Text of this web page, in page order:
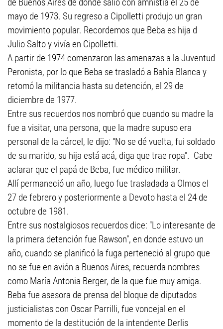
mayo de 1973. Su regreso a Cipolletti produjo un gran
movimiento popular. Recordemos que Beba es hija d
Julio Salto y vivía en Cipolletti.
A partir de 1974 comenzaron las amenazas a la Juventud
Peronista, por lo que Beba se trasladó a Bahía Blanca y
retomó la militancia hasta su detención, el 29 de
diciembre de 1977.
Entre sus recuerdos nos nombró que cuando su madre la
fue a visitar, una persona, que la madre supuso era
personal de la cárcel, le dijo: “No se dé vuelta, fui soldado
de su marido, su hija está acá, diga que trae ropa”. Cabe
aclarar que el papá de Beba, fue médico militar.
Allí permaneció un año, luego fue trasladada a Olmos el
27 de febrero y posteriormente a Devoto hasta el 24 de
octubre de 1981.
Entre sus nostalgiosos recuerdos dice: “Lo interesante de
la primera detención fue Rawson”, en donde estuvo un
año, cuando se planificó la fuga perteneció al grupo que
no se fue en avión a Buenos Aires, recuerda nombres
como María Antonia Berger, de la que fue muy amiga.
Beba fue asesora de prensa del bloque de diputados
justicialistas con Oscar Parrilli, fue voncejal en el
momento de la destitución de la intendente Derlis